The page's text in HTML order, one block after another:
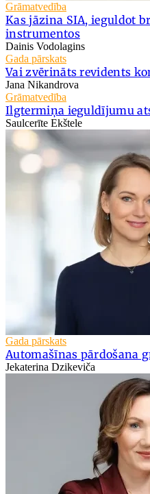
Grāmatvedība
Kas jāzina SIA, ieguldot
instrumentos
Dainis Vodolagins
Gada pārskats
Vai zvērināts revidents
Jana Nikandrova
Grāmatvedība
Ilgtermiņa ieguldījumu
Saulcerīte Ekštele
Gada pārskats
Automašīnas pārdošana
Jekaterina Dzikeviča